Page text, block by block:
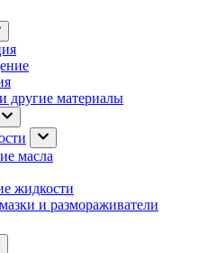
другие материалы
масла
жидкости
и размораживатели